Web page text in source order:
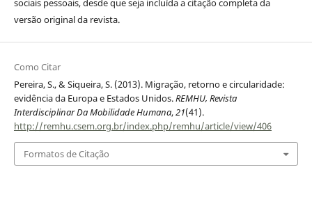
versão original da revista.
Como Citar
Pereira, S., & Siqueira, S. (2013). Migração, retorno e circularidade:
evidência da Europa e Estados Unidos.REMHU, Revista
Interdisciplinar Da Mobilidade Humana,21(41).
http://remhu.csem.org.br/index.php/remhu/article/view/406
Formatos de Citação